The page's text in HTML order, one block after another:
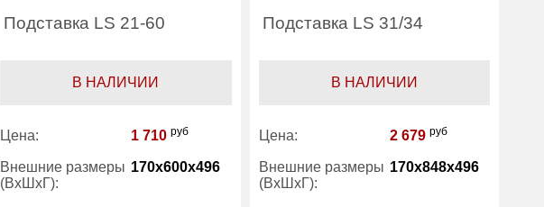
Подставка LS 21-60
В НАЛИЧИИ
Цена: 1 710 руб
Внешние размеры
(ВхШхГ):
170x600x496
Подставка LS 31/34
В НАЛИЧИИ
Цена: 2 679 руб
Внешние размеры
(ВхШхГ):
170x848x496